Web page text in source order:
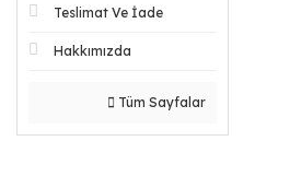
Teslimat Ve İade
Hakkımızda
Tüm Sayfalar